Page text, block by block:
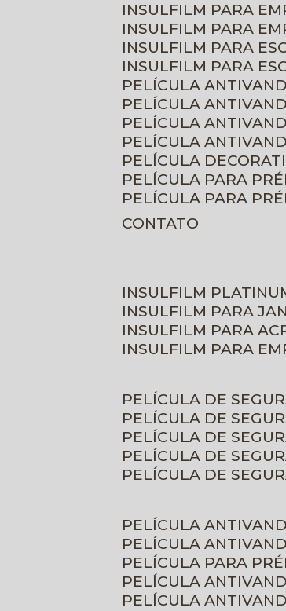
INSULFILM PARA
INSULFILM PARA
INSULFILM PARA
INSULFILM PARA
PELÍCULA
PELÍCULA
PELÍCULA
PELÍCULA
PELÍCULA
PELÍCULA PARA
PELÍCULA PARA
CONTATO
INSULFILM
INSULFILM PARA
INSULFILM PARA
INSULFILM PARA
PELÍCULA DE
PELÍCULA DE
PELÍCULA DE
PELÍCULA DE
PELÍCULA DE
PELÍCULA
PELÍCULA
PELÍCULA PARA
PELÍCULA
PELÍCULA